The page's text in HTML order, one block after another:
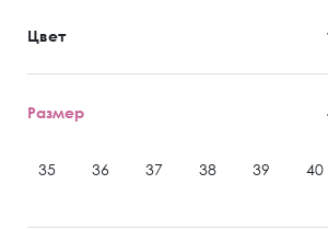
Цвет
Размер
35 36 37 38 39 40